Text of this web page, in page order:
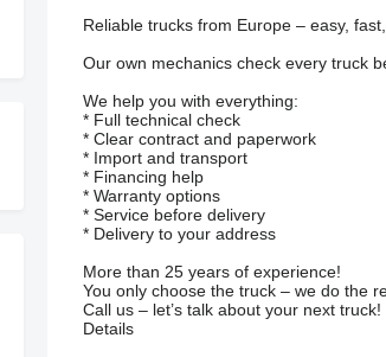
Reliable trucks from Europe – easy,
Our own mechanics check every truck
We help you with everything:
* Full technical check
* Clear contract and paperwork
* Import and transport
* Financing help
* Warranty options
* Service before delivery
* Delivery to your address
More than 25 years of experience!
You only choose the truck – we do the
Call us – let’s talk about your next truck!
Details